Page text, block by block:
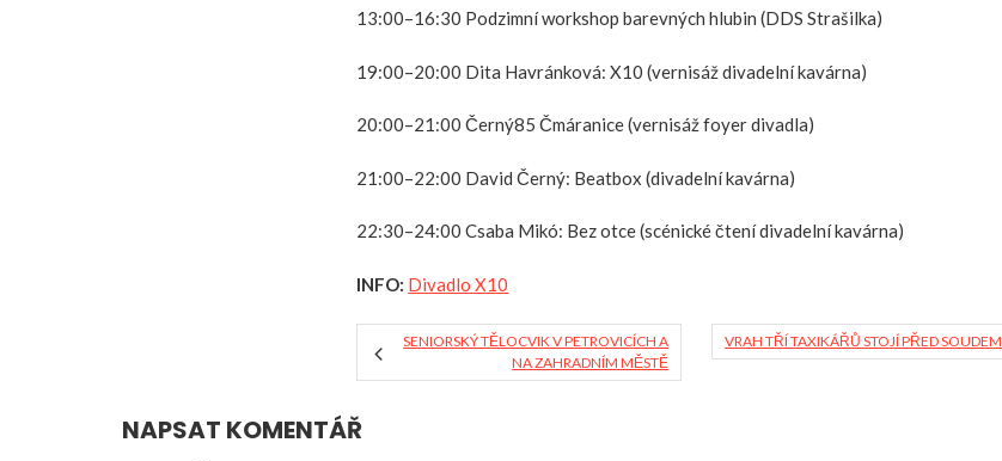
13:00–16:30 Podzimní workshop barevných hlubin (DDS Strašilka)
19:00–20:00 Dita Havránková: X10 (vernisáž divadelní kavárna)
20:00–21:00 Černý85 Čmáranice (vernisáž foyer divadla)
21:00–22:00 David Černý: Beatbox (divadelní kavárna)
22:30–24:00 Csaba Mikó: Bez otce (scénické čtení divadelní kavárna)
INFO: Divadlo X10
SENIORSKÝ TĚLOCVIK V PETROVICÍCH A
NA ZAHRADNÍM MĚSTĚ
VRAH TŘÍ TAXIKÁŘŮ STOJÍ PŘED SOUDEM
NAPSAT KOMENTÁŘ